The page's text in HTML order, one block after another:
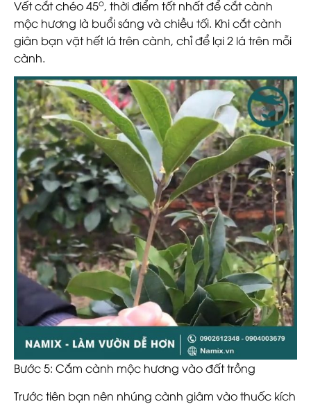
Vết cắt chéo 45o, thời điểm tốt nhất để cắt cành
mộc hương là buổi sáng và chiều tối. Khi cắt cành
giân bạn vặt hết lá trên cành, chỉ để lại 2 lá trên mỗi
cành.
Bước 5: Cắm cành mộc hương vào đất trồng
Trước tiên bạn nên nhúng cành giâm vào thuốc kích